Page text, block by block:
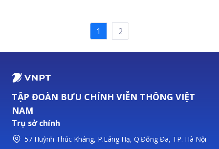
1 2
TẬP ĐOÀN BƯU CHÍNH VIỄN THÔNG VIỆT
NAM
Trụ sở chính
57 Huỳnh Thúc Kháng, P.Láng Hạ, Q.Đống Đa, TP. Hà Nội